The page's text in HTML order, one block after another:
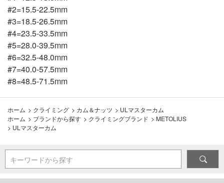
#2=15.5-22.5mm
#3=18.5-26.5mm
#4=23.5-33.5mm
#5=28.0-39.5mm
#6=32.5-48.0mm
#7=40.0-57.5mm
#8=48.5-71.5mm
ホーム > クライミング > カム＆ナッツ > ULマスターカム
ホーム > ブランドから探す > クライミングブランド > METOLIUS
> ULマスターカム
キーワードから探す